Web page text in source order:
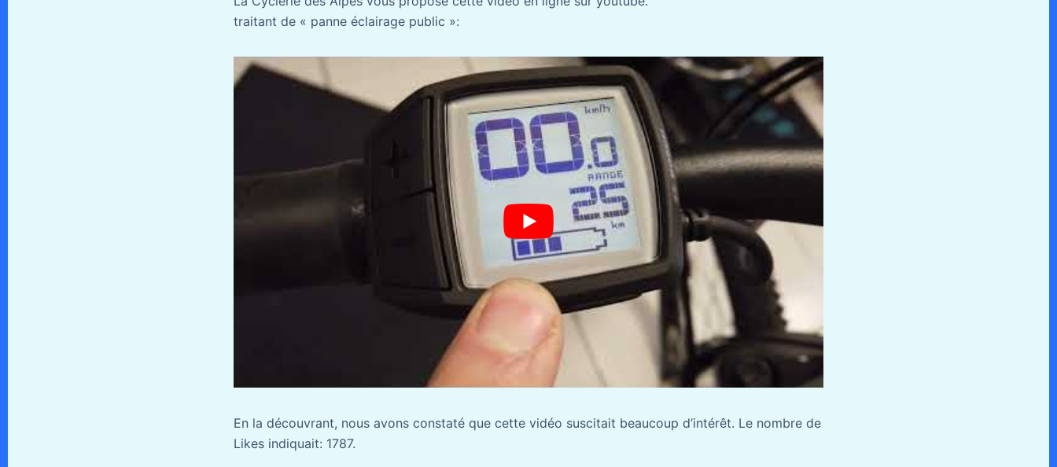
traitant de « panne éclairage public »:
En la découvrant, nous avons constaté que cette vidéo suscitait beaucoup d’intérêt. Le nombre de
Likes indiquait: 1787.